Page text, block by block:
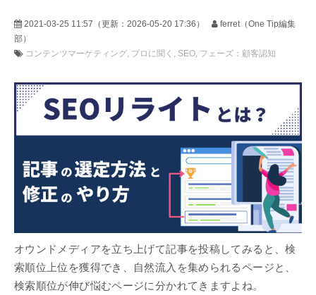
2021-03-25 11:57 （更新： 2026-05-20 17:36 ）
ferret（One Tip編集
部）
コンテンツマーケティング プロに聞く SEO フェーズ：顧客認知
オウンドメディアを立ち上げて記事を投稿してみると、検
索順位上位を獲得でき、自然流入を集められるページと、
検索順位が伸び悩むページに分かれてきますよね。